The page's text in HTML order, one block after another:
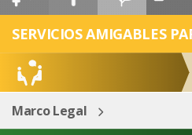
ESP
SERVICIOS AMIGABLES
Marco Legal